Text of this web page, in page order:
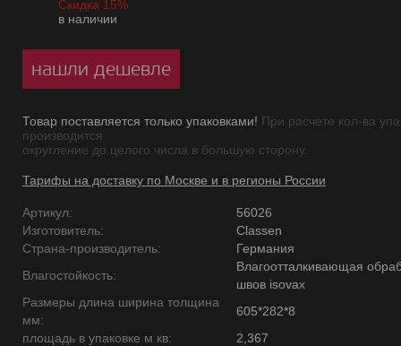
Скидка 15%
в наличии
нашли дешевле
Товар поставляется только упаковками! При расчете кол-ва
производится
округление до целого числа в большую сторону.
Тарифы на доставку по Москве и в регионы России
Артикул:
56026
Изготовитель:
Classen
Страна-производитель:
Германия
Влагостойкость:
Влагоотталкивающая
швов isovax
Размеры длина ширина толщина
мм:
605*282*8
площадь в упаковке м кв:
2,367